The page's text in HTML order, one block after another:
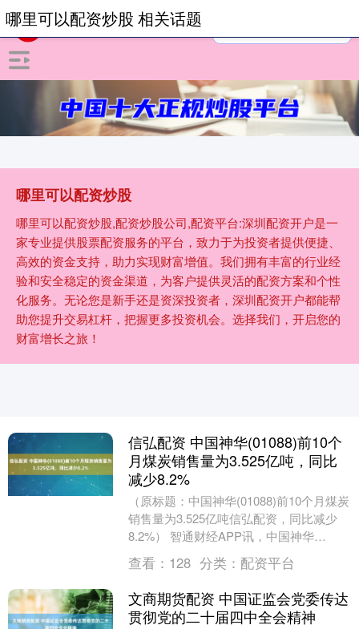
哪里可以配资炒股
哪里可以配资炒股,配资炒股公司,配资平台:深圳配资开户是一
家专业提供股票配资服务的平台，致力于为投资者提供便捷、
高效的资金支持，助力实现财富增值。我们拥有丰富的行业经
验和安全稳定的资金渠道，为客户提供灵活的配资方案和个性
化服务。无论您是新手还是资深投资者，深圳配资开户都能帮
助您提升交易杠杆，把握更多投资机会。选择我们，开启您的
财富增长之旅！
哪里可以配资炒股 相关话题
信弘配资 中国神华(01088)前10个
月煤炭销售量为3.525亿吨，同比
减少8.2%
（原标题：中国神华(01088)前10个月煤炭
销售量为3.525亿吨信弘配资，同比减少
8.2%） 智通财经APP讯，中国神华
(01088)公布，于2025年10....
查看： 128 分类： 配资平台
文商期货配资 中国证监会党委传达
贯彻党的二十届四中全会精神